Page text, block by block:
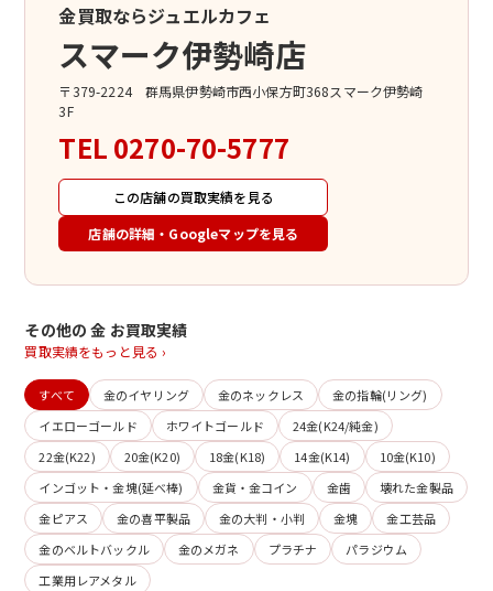
金買取ならジュエルカフェ
スマーク伊勢崎店
〒379-2224 群馬県伊勢崎市西小保方町368スマーク伊勢崎
3F
TEL 0270-70-5777
この店舗の買取実績を見る
店舗の詳細・Googleマップを見る
その他の 金 お買取実績
買取実績をもっと見る ›
すべて 金のイヤリング 金のネックレス
金の指輪(リング)
イエローゴールド
ホワイトゴールド
24金(K24/純金)
22金(K22)
20金(K20) 18金(K18) 14金(K14)
10金(K10)
インゴット・金塊(延べ棒)
金貨・金コイン 金歯
壊れた金製品
金ピアス
金の喜平製品 金の大判・小判 金塊
金工芸品
金のベルトバックル
金のメガネ プラチナ
パラジウム
工業用レアメタル